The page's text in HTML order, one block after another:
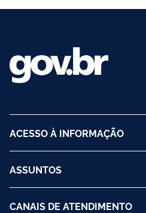
passaram a compor a Carreira de Perito Federal Agrário (PFA),
contínuo da Engenharia.
ACESSO À INFORMAÇÃO
ASSUNTOS
CANAIS DE ATENDIMENTO